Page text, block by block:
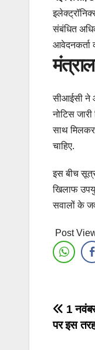
संबंधित
आवेदनकर्ता
सीआईसी ने
नोटिस
साथ मिलकर
चाहिए.
इस बीच
खिलाफ
सवालों के
Post
Post
1
पर इस